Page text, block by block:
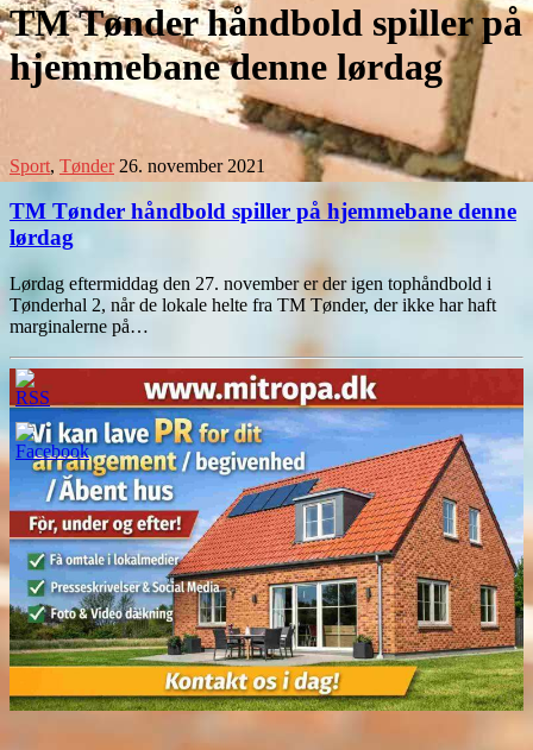
TM Tønder håndbold spiller på
hjemmebane denne lørdag
Sport, Tønder 26. november 2021
TM Tønder håndbold spiller på hjemmebane denne
lørdag
Lørdag eftermiddag den 27. november er der igen tophåndbold i
Tønderhal 2, når de lokale helte fra TM Tønder, der ikke har haft
marginalerne på…